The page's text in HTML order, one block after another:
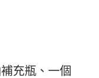
充瓶、一個